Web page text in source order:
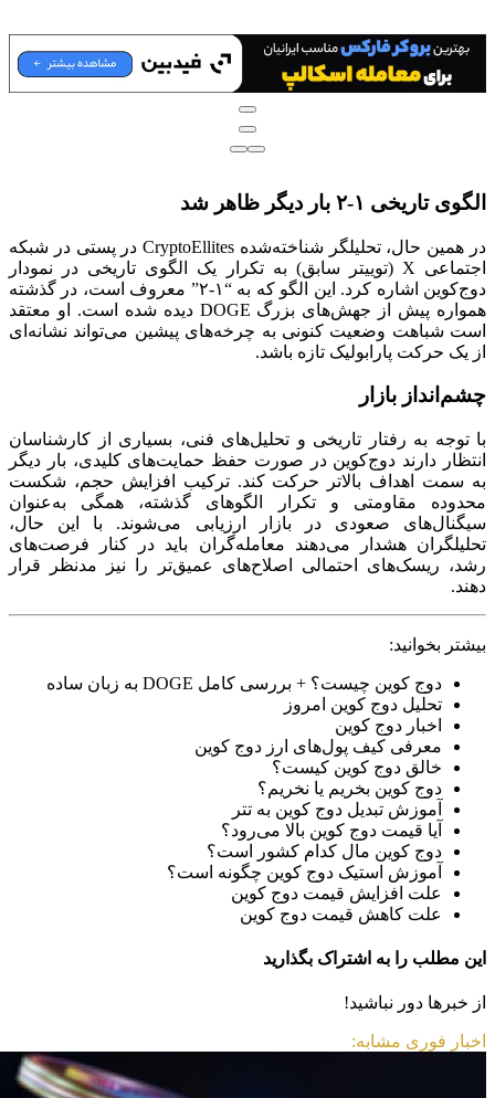
الگوی تاریخی ۱-۲ بار دیگر ظاهر شد
در همین حال، تحلیلگر شناخته‌شده CryptoEllites در پستی در شبکه
اجتماعی X (توییتر سابق) به تکرار یک الگوی تاریخی در نمودار
دوج‌کوین اشاره کرد. این الگو که به “۱-۲” معروف است، در گذشته
همواره پیش از جهش‌های بزرگ DOGE دیده شده است. او معتقد
است شباهت وضعیت کنونی به چرخه‌های پیشین می‌تواند نشانه‌ای
از یک حرکت پارابولیک تازه باشد.
چشم‌انداز بازار
با توجه به رفتار تاریخی و تحلیل‌های فنی، بسیاری از کارشناسان
انتظار دارند دوج‌کوین در صورت حفظ حمایت‌های کلیدی، بار دیگر
به سمت اهداف بالاتر حرکت کند. ترکیب افزایش حجم، شکست
محدوده مقاومتی و تکرار الگوهای گذشته، همگی به‌عنوان
سیگنال‌های صعودی در بازار ارزیابی می‌شوند. با این حال،
تحلیلگران هشدار می‌دهند معامله‌گران باید در کنار فرصت‌های
رشد، ریسک‌های احتمالی اصلاح‌های عمیق‌تر را نیز مدنظر قرار
دهند.
بیشتر بخوانید:
دوج کوین چیست؟ + بررسی کامل DOGE به زبان ساده
تحلیل دوج کوین امروز
اخبار دوج کوین
معرفی کیف پول‌های ارز دوج کوین
خالق دوج کوین کیست؟
دوج کوین بخریم یا نخریم؟
آموزش تبدیل دوج کوین به تتر
آیا قیمت دوج کوین بالا می‌رود؟
دوج کوین مال کدام کشور است؟
آموزش استیک دوج کوین چگونه است؟
علت افزایش قیمت دوج کوین
علت کاهش قیمت دوج کوین
این مطلب را به اشتراک بگذارید
از خبرها دور نباشید!
اخبار فوری مشابه: